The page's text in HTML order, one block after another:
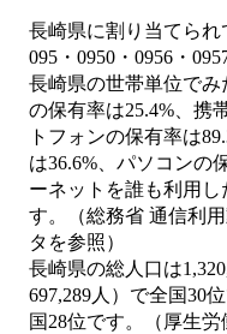
長崎県に割り当てられ
095・0950・0956・
長崎県の世帯単位で
の保有率は25.4%、携
トフォンの保有率は
は36.6%、パソコンの
ーネットを誰も利用
す。（総務省 通信利
タを参照）
長崎県の総人口は
697,289人）で全国30
国28位です。（厚生